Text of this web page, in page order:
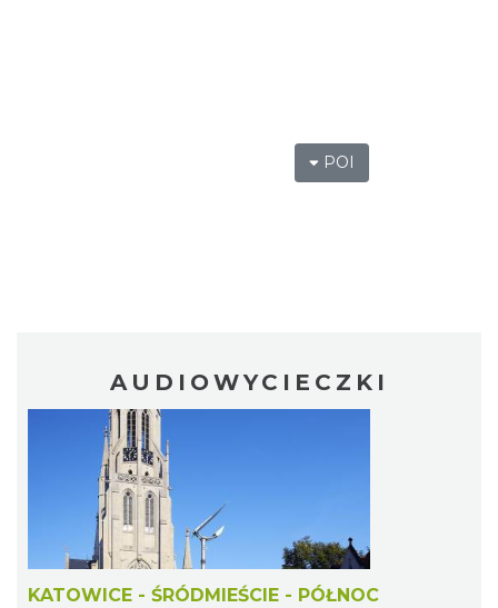
POI
AUDIOWYCIECZKI
KATOWICE - ŚRÓDMIEŚCIE - PÓŁNOC